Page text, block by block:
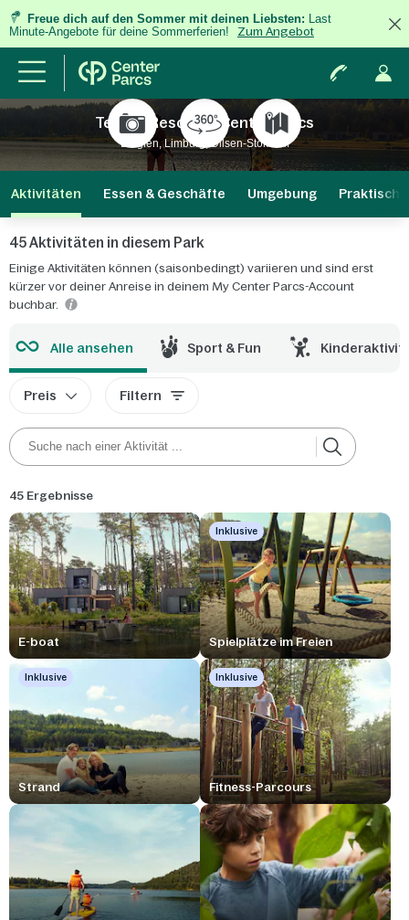
Freue dich auf den Sommer mit deinen Liebsten: Last
Minute-Angebote für deine Sommerferien!
Zum Angebot
Terhills Resort by Center Parcs
Belgien, Limburg, Dilsen-Stokkem
Aktivitäten Essen & Geschäfte Umgebung
45 Aktivitäten in diesem Park
Einige Aktivitäten können (saisonbedingt) variieren und sind erst
kürzer vor deiner Anreise in deinem My Center Parcs-Account
buchbar.
Alle ansehen Sport & Fun
Preis Filtern
45 Ergebnisse
E-boat
Inklusive
Spielplätze im Freien
Inklusive
Strand
Inklusive
Fitness-Parcours